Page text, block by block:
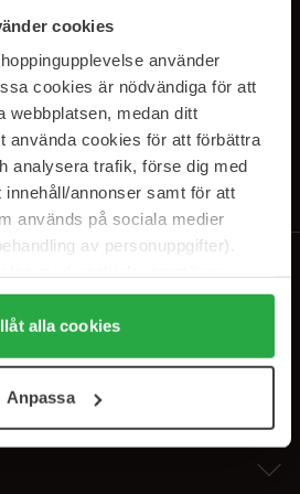
cookies
använder
cookies är nödvändiga för att
webbplatsen, medan ditt
använda cookies för att förbättra
analysera trafik, förse dig med
annonser samt för att
används på sociala medier
av personuppgifter).
alla cookies" accepterar du
under "Detaljer" kan anpassa
Du kan när som helst återkalla
alla cookies
Anpassa
PÅ VÅRA
du vårIntegritetspolicy.